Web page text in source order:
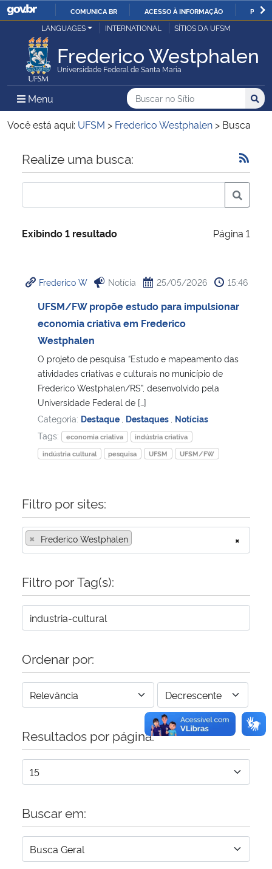
IR
O
COMUNICA BR ACESSO À INFORMAÇÃO
Ministério da Justiça e Segurança Pública
Ministério da Defesa
Ministério das Relações Exteriores
Ministério da Economia
Ministério da Infraestrutura
Ministério da Cidadania
Ministério de Minas e Energia
Ministério da Ciência, Tecnologia, Inovações e Comunicações
Ministério do Turismo
Controladoria-Geral da União
Ministério da Mulher, da Família e dos Direitos Humanos
Secretaria de Governo
Advocacia-Geral da União
Banco Central do Brasil
Planalto
LANGUAGES INTERNATIONAL SÍTIOS DA UFSM
Frederico Westphalen
Universidade Federal de Santa Maria
Menu Menu Principal do Sítio
Busca
Buscar no no Sítio
Busca:
Você está aqui: UFSM > Frederico Westphalen > Busca
Início do conteúdo
Realize uma busca:
Exibindo 1 resultado Página 1
Frederico W Notícia 25/05/2026 15:46
UFSM/FW propõe estudo para impulsionar
economia criativa em Frederico
Westphalen
O projeto de pesquisa “Estudo e mapeamento das
atividades criativas e culturais no município de
Frederico Westphalen/RS”, desenvolvido pela
Universidade Federal de […]
Categoria: Destaque Destaques Notícias
Tags:
economia criativa
indústria criativa
indústria cultural
pesquisa UFSM UFSM/FW
Filtro por sites:
×
× Frederico Westphalen
Filtro por Tag(s):
Ordenar por:
Resultados por página:
Buscar em: